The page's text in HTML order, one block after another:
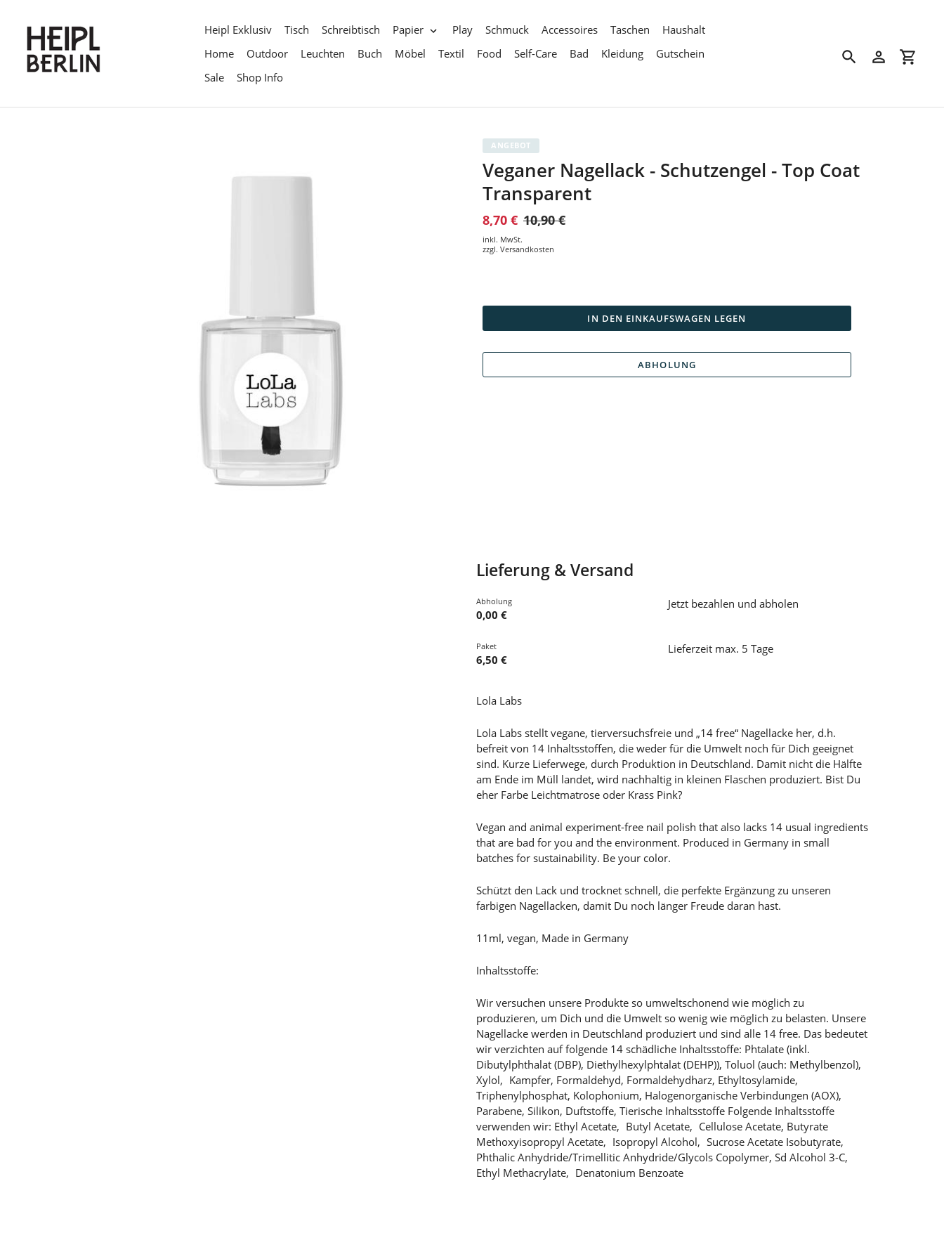
Heipl Exklusiv Tisch Schreibtisch Papier Play Schmuck Accessoires Taschen
Haushalt
Home
Outdoor Leuchten Buch Möbel Textil Food Self-Care Bad Kleidung
Gutschein
Sale
Shop Info
SuchenEinloggen
ANGEBOT
Veganer Nagellack - Schutzengel - Top Coat
Transparent
8,70 € 10,90 €
inkl. MwSt.
zzgl. Versandkosten
IN DEN EINKAUFSWAGEN LEGEN
ABHOLUNG
Lieferung & Versand
Abholung
0,00 €
Jetzt bezahlen und abholen
Paket
6,50 €
Lieferzeit max. 5 Tage
Lola Labs
Lola Labs stellt vegane, tierversuchsfreie und „14 free“ Nagellacke her, d.h.
befreit von 14 Inhaltsstoffen, die weder für die Umwelt noch für Dich geeignet
sind. Kurze Lieferwege, durch Produktion in Deutschland. Damit nicht die Hälfte
am Ende im Müll landet, wird nachhaltig in kleinen Flaschen produziert. Bist Du
eher Farbe Leichtmatrose oder Krass Pink?
Vegan and animal experiment-free nail polish that also lacks 14 usual ingredients
that are bad for you and the environment. Produced in Germany in small
batches for sustainability. Be your color.
Schützt den Lack und trocknet schnell, die perfekte Ergänzung zu unseren
farbigen Nagellacken, damit Du noch länger Freude daran hast.
11ml, vegan, Made in Germany
Inhaltsstoffe:
Wir versuchen unsere Produkte so umweltschonend wie möglich zu
produzieren, um Dich und die Umwelt so wenig wie möglich zu belasten. Unsere
Nagellacke werden in Deutschland produziert und sind alle 14 free. Das bedeutet
wir verzichten auf folgende 14 schädliche Inhaltsstoffe: Phtalate (inkl.
Dibutylphthalat (DBP), Diethylhexylphtalat (DEHP)), Toluol (auch: Methylbenzol),
Xylol, Kampfer, Formaldehyd, Formaldehydharz, Ethyltosylamide,
Triphenylphosphat, Kolophonium, Halogenorganische Verbindungen (AOX),
Parabene, Silikon, Duftstoffe, Tierische Inhaltsstoffe Folgende Inhaltsstoffe
verwenden wir: Ethyl Acetate, Butyl Acetate, Cellulose Acetate, Butyrate
Methoxyisopropyl Acetate, Isopropyl Alcohol, Sucrose Acetate Isobutyrate,
Phthalic Anhydride/Trimellitic Anhydride/Glycols Copolymer, Sd Alcohol 3-C,
Ethyl Methacrylate, Denatonium Benzoate